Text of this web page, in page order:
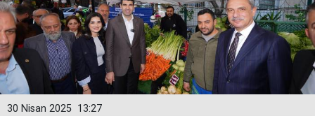
13:27
30 Nisan 2025